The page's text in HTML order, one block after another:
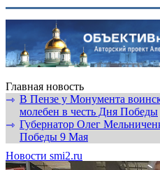
Главная новость
⇾ В Пензе у Монумента
молебен в честь Дня Победы
⇾ Губернатор Олег
Победы 9 Мая
Новости smi2.ru